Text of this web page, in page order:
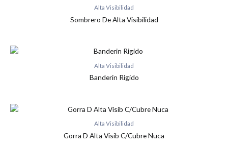
Alta Visibilidad
Sombrero De Alta Visibilidad
Alta Visibilidad
Banderin Rigido
Alta Visibilidad
Gorra D Alta Visib C/Cubre Nuca